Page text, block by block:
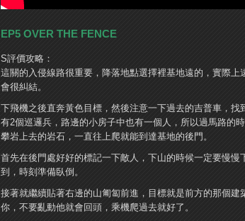
EP5 OVER THE FENCE
S評價攻略：
這關的入侵線路很重要，降落地點選擇裡基地遠的，實際
會很糾結。
下飛機之後直奔黃色目標，然後注意一下過去的吉普車，
有2個巡邏兵，路邊的小房子中也有一個人，所以過馬路的
攀岩上去的岩石，一直往上爬就能到達基地的後門。
首先在後門處好好的標記一下敵人，下山的時候一定要慢
到，時刻準備臥倒。
接著就繼續貼著右邊的山匍匐前進，目標就是前方的那個
你，不要亂動他就會回頭，乘機爬過去就好了。